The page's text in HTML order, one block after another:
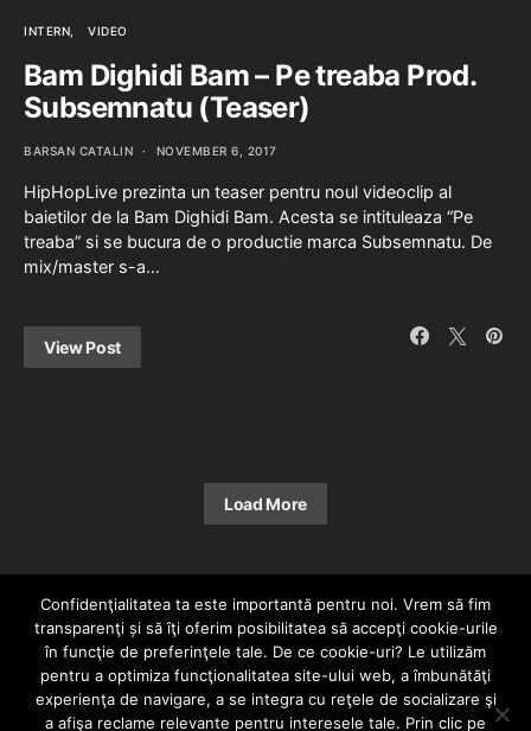
INTERN VIDEO
Bam Dighidi Bam – Pe treaba Prod.
Subsemnatu (Teaser)
BARSAN CATALIN NOVEMBER 6, 2017
HipHopLive prezinta un teaser pentru noul videoclip al
baietilor de la Bam Dighidi Bam. Acesta se intituleaza “Pe
treaba” si se bucura de o productie marca Subsemnatu. De
mix/master s-a…
View Post
Load More
HOME CONTACT POLITICĂ DE CONFIDENȚIALITATE
Confidenţialitatea ta este importantă pentru noi. Vrem să fim
transparenţi și să îţi oferim posibilitatea să accepţi cookie-urile
în funcţie de preferinţele tale. De ce cookie-uri? Le utilizăm
pentru a optimiza funcţionalitatea site-ului web, a îmbunătăţi
experienţa de navigare, a se integra cu reţele de socializare şi
a afişa reclame relevante pentru interesele tale. Prin clic pe